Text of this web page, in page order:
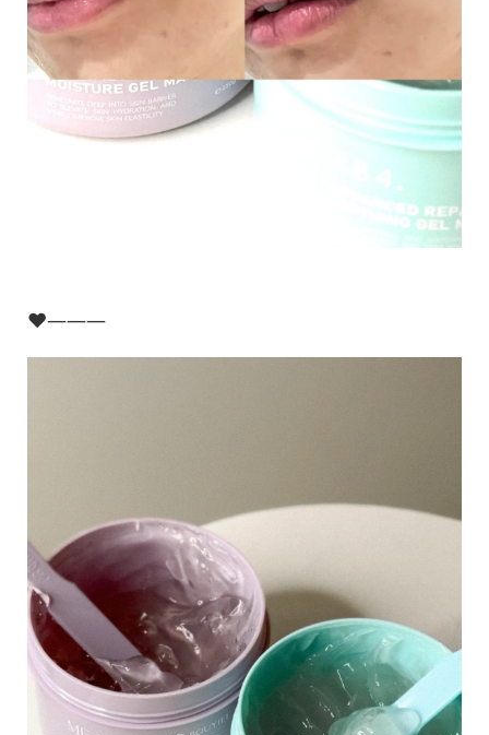
♥︎———